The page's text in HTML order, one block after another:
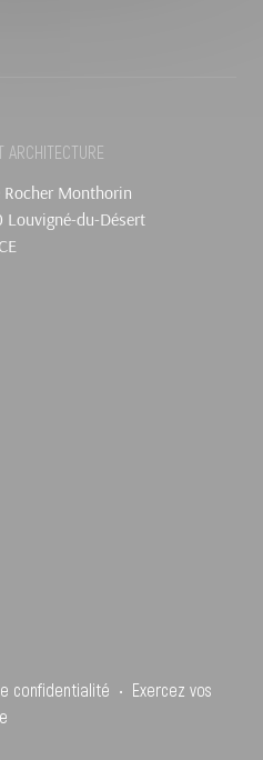
ARCHITECTURE
Rocher Monthorin
Louvigné-du-Désert
confidentialité • Exercez vos